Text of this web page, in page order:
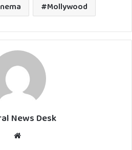
Mollywood
News Desk